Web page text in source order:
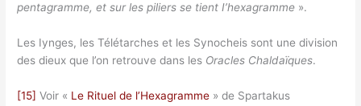
pentagramme, et sur les piliers se tient I’hexagramme ».
Les Iynges, les Télétarches et les Synocheis sont une division
des dieux que l’on retrouve dans les Oracles Chaldaïques.
[15] Voir « Le Rituel de l’Hexagramme » de Spartakus